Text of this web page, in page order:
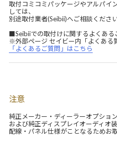
取付コミコミパッケージやアルパイ
しては、
別途取付業者(Seibii)へご相談ください
■Seibiiでの取付けに関するよくある
※外部ページ セイビー内「よくある
「よくあるご質問」はこちら
注意
純正メーカー・ディーラーオプショ
および純正ディスプレイオーディオ
配線・パネル仕様がことなるためお